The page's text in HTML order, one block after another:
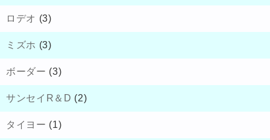
ロデオ (3)
ミズホ (3)
ボーダー (3)
サンセイR＆D (2)
タイヨー (1)